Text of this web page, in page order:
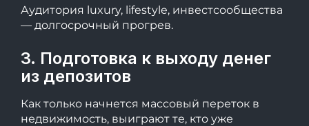
Аудитория luxury, lifestyle, инвестсообщества
— долгосрочный прогрев.
3. Подготовка к выходу денег
из депозитов
Как только начнется массовый переток в
недвижимость, выиграют те, кто уже